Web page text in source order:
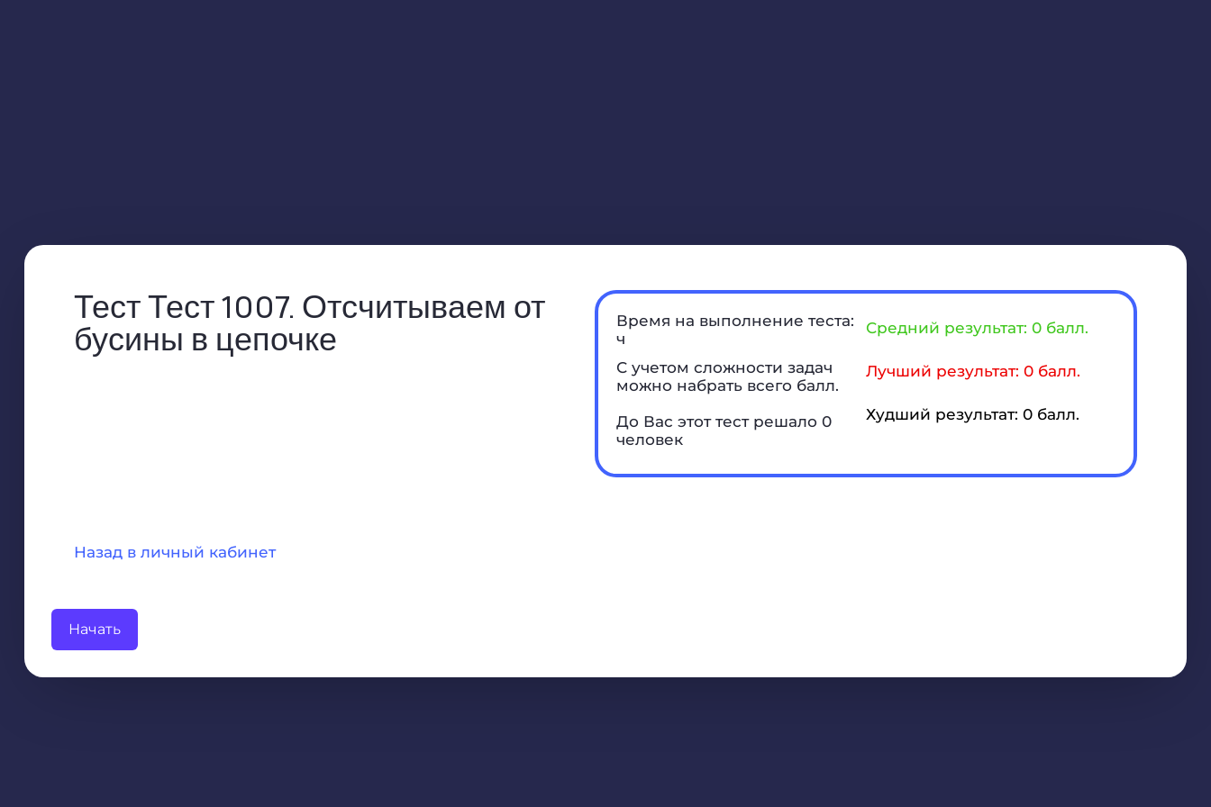
Тест Тест 1007. Отсчитываем от
бусины в цепочке
Время на выполнение теста:
ч
С учетом сложности задач
можно набрать всего балл.
До Вас этот тест решало 0
человек
Средний результат: 0 балл.
Лучший результат: 0 балл.
Худший результат: 0 балл.
Назад в личный кабинет
Начать